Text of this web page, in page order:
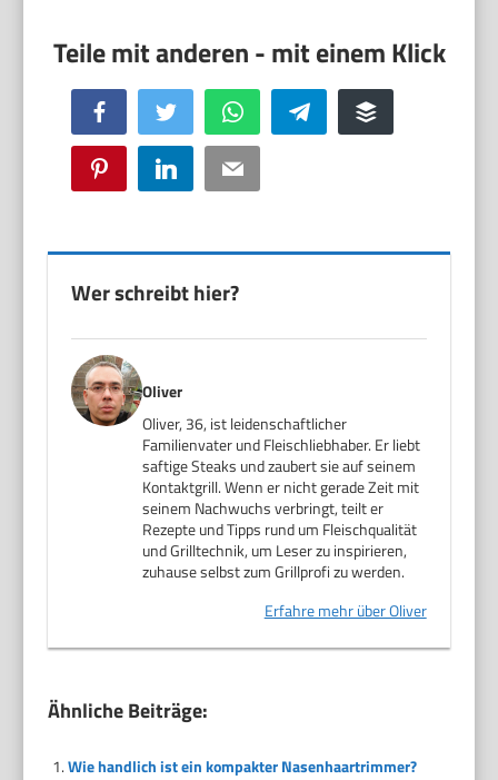
Facebook Twitter WhatsApp Telegram Buffer
Pinterest LinkedIn Email
Wer schreibt hier?
Oliver
Oliver, 36, ist leidenschaftlicher
Familienvater und Fleischliebhaber. Er liebt
saftige Steaks und zaubert sie auf seinem
Kontaktgrill. Wenn er nicht gerade Zeit mit
seinem Nachwuchs verbringt, teilt er
Rezepte und Tipps rund um Fleischqualität
und Grilltechnik, um Leser zu inspirieren,
zuhause selbst zum Grillprofi zu werden.
Erfahre mehr über Oliver
Ähnliche Beiträge:
Wie handlich ist ein kompakter Nasenhaartrimmer?